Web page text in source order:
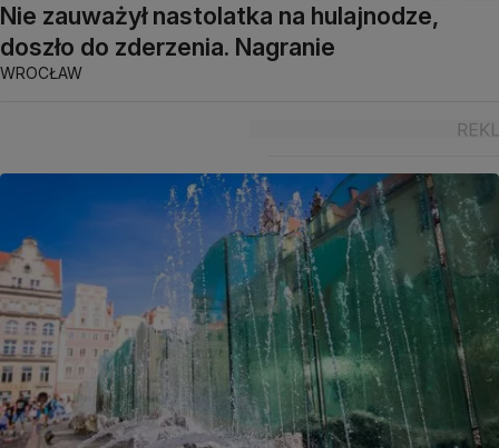
Nie zauważył nastolatka na hulajnodze,
doszło do zderzenia. Nagranie
WROCŁAW